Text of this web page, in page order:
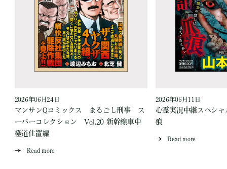
2026年06月24日
マンサンQコミックス まるごし刑事 ス
ーパーコレクション Vol.20 新幹線車中
極道仕置編
Read more
2026年06月11日
心霊実況中継スペシ
痕
Read more